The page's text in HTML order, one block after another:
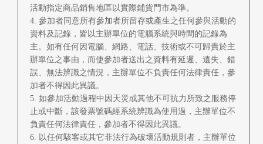
活動指定商品銷售地區以實際鋪貨門市為準。
4. 參加者同意所有參加者所留存或產生之任何參與活動的
資料及記錄，皆以主辦單位的電腦系統與時間的記錄為
主。如有任何因電腦、網路、電話、技術或不可歸責於主
辦單位之事由，而使參加者送出之資料有延遲、遺失、錯
誤、無法辨識之情況，主辦單位不負責任何法律責任，參
加者不得因此異議。
5. 如參加活動過程中因天災或其他不可抗力所致之服務停
止或中斷，該發票號碼經系統辨識為使用過，主辦單位不
負責任何法律責任，參加者不得因此異議。
6. 以任何駭客或其它非法行為破壞活動規則者，主辦單位